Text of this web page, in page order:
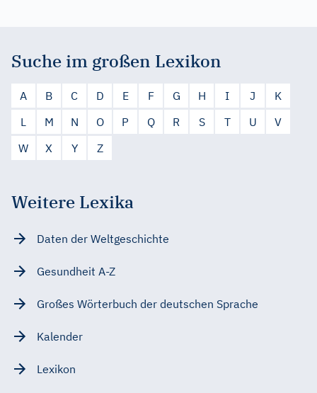
Suche im großen Lexikon
A B C D E F G H I J
K
L
M N O P Q R S T U
V
W
X Y Z
Weitere Lexika
Daten der Weltgeschichte
Gesundheit A-Z
Großes Wörterbuch der deutschen Sprache
Kalender
Lexikon